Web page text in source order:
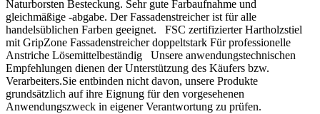
Naturborsten Besteckung. Sehr gute Farbaufnahme und
gleichmäßige -abgabe. Der Fassadenstreicher ist für alle
handelsüblichen Farben geeignet. FSC zertifizierter Hartholzstiel
mit GripZone Fassadenstreicher doppeltstark Für professionelle
Anstriche Lösemittelbeständig Unsere anwendungstechnischen
Empfehlungen dienen der Unterstützung des Käufers bzw.
Verarbeiters.Sie entbinden nicht davon, unsere Produkte
grundsätzlich auf ihre Eignung für den vorgesehenen
Anwendungszweck in eigener Verantwortung zu prüfen.